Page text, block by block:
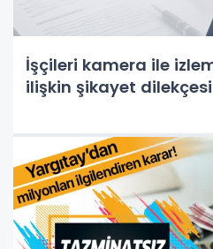
İşçileri kamera ile
ilişkin şikayet dilekçesi